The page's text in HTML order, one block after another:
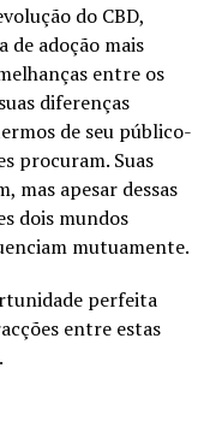
do CBD,
de adoção mais
entre os
diferenças
de seu público-
procuram. Suas
mas apesar dessas
dois mundos
mutuamente.
perfeita
entre estas